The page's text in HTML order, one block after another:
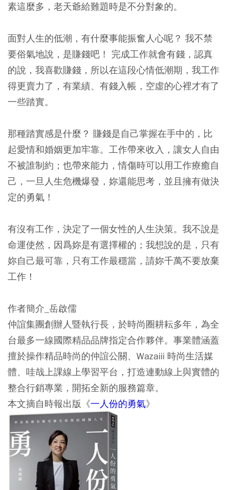
素這麼多，老天爺給難題時是不分對象的。
面對人生的低潮，有什麼事能振奮人心呢？ 我不禁
要俗氣地說，是賺錢吧！ 完成工作就會有錢，認真
的說，我喜歡賺錢，所以在這段心情低潮期，我工作
得更賣力了，有業績、有錢入帳，空虛的心裡才有了
一些踏實。
那種踏實感是什麼？ 賺錢是自己掌握在手中的，比
起愛情和婚姻更加牢靠。工作帶來收入，讓女人自由
不被誰制約；也帶來能力，情傷時可以用工作療癒自
己，一旦人生危機爆發，妳還能思考，並且擁有做決
定的勇氣！
有沒有工作，決定了一個女性的人生決策。我不說是
命運使然，因爲妳是有選擇權的；我想說的是，只有
妳自己最可靠，只有工作最穩當，請妳千萬不要放棄
工作！
作者簡介_岳啟儒
仲誼集團創辦人暨執行長，於時尚圈耕耘多年，為全
台最多一線國際精品品牌指定合作夥伴。事業體涵蓋
擅於操作精品時尚的仲誼公關、Wazaiii 時尚生活媒
體、哇哉上課線上學習平台，打造連動線上與實體的
整合行銷專業，開拓全新的服務篇章。
本文摘自時報出版《一人份的勇氣》